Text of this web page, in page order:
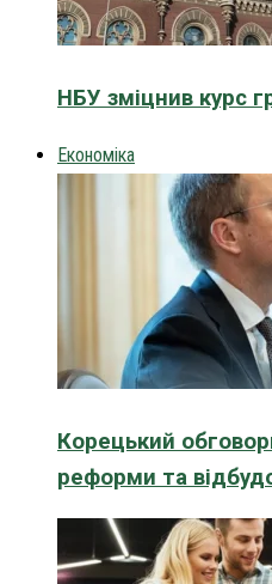
НБУ зміцнив курс
Економіка
Корецький
реформи та